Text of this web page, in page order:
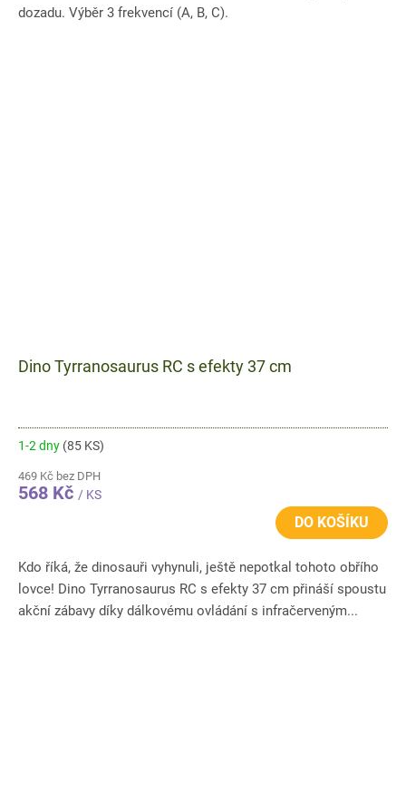
dozadu. Výběr 3 frekvencí (A, B, C).
Dino Tyrranosaurus RC s efekty 37 cm
1-2 dny (85 KS)
469 Kč bez DPH
568 Kč / KS
DO KOŠÍKU
Kdo říká, že dinosauři vyhynuli, ještě nepotkal tohoto obřího
lovce! Dino Tyrranosaurus RC s efekty 37 cm přináší spoustu
akční zábavy díky dálkovému ovládání s infračerveným...